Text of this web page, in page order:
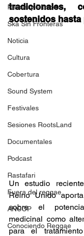
Raíces y Ritmos
Ska Sin Fronteras
Noticia
Cultura
Cobertura
Sound System
Festivales
Sesiones RootsLand
Documentales
Podcast
Rastafari
Fuera del reggae
ANCOP
Conociendo Reggae
tradicionales,
sostenidos hasta
Un estudio
Reino Unido
sobre el
medicinal como
para el